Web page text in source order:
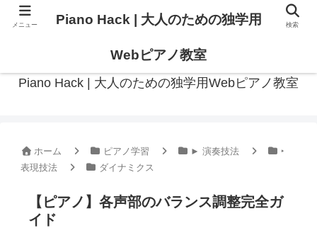
Piano Hack | 大人のための独学用Webピアノ教室
ホーム ピアノ学習 ► 演奏技法
‣
表現技法
ダイナミクス
【ピアノ】各声部のバランス調整完全ガ
イド
メニュー Piano Hack | 大人のための独学用
Webピアノ教室
検索